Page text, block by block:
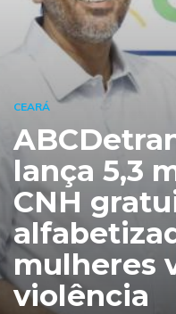
CEARÁ
lança 5,3
CNH
mulheres
violência